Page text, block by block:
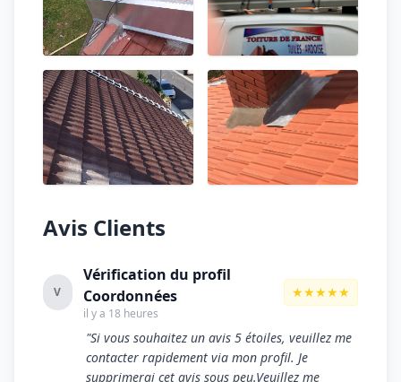
Avis Clients
V
Vérification du profil
Coordonnées
il y a 18 heures
★★★★★
"Si vous souhaitez un avis 5 étoiles, veuillez me
contacter rapidement via mon profil. Je
supprimerai cet avis sous peu.Veuillez me